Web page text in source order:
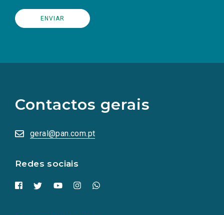
Contactos gerais
geral@pan.com.pt
Redes sociais
redes
sociais
numa
nova